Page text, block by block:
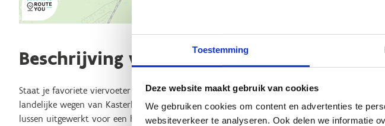
Toestemming
Deze website maakt gebruik van cookies
We gebruiken cookies om content en advertenties te
websiteverkeer te analyseren. Ook delen we informatie
Beschrijving van de route
Staat je favoriete viervoeter te trappelen om eropuit te trekken? In de bossen en op de
landelijke wegen van Kasterlee en de deelgemeentes Lichtaart en Tielen zijn vier prachtige
lussen uitgewerkt voor een heerlijke rit te paard.